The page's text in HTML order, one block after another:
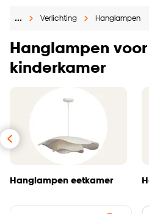
… Verlichting Hanglampen
Hanglampen
kinderkamer
Hanglampen eetkamer